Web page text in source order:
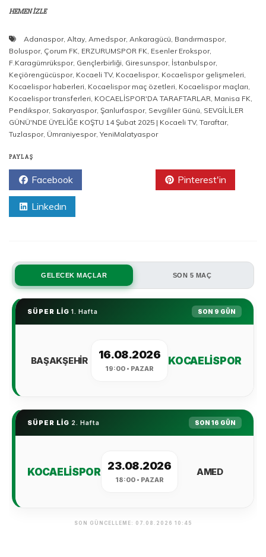
HEMEN İZLE
Adanaspor, Altay, Amedspor, Ankaragücü, Bandırmaspor,
Boluspor, Çorum FK, ERZURUMSPOR FK, Esenler Erokspor,
F.Karagümrükspor, Gençlerbirliği, Giresunspor, İstanbulspor,
Keçiörengücüspor, Kocaeli TV, Kocaelispor, Kocaelispor gelişmeleri,
Kocaelispor haberleri, Kocaelispor maç özetleri, Kocaelispor maçları,
Kocaelispor transferleri, KOCAELİSPOR'DA TARAFTARLAR, Manisa FK,
Pendikspor, Sakaryaspor, Şanlurfaspor, Sevgililer Günü, SEVGİLİLER
GÜNÜ'NDE ÜYELİĞE KOŞTU 14 Şubat 2025 | Kocaeli TV, Taraftar,
Tuzlaspor, Ümraniyespor, YeniMalatyaspor
PAYLAŞ
Facebook Pinterest'in
Linkedın